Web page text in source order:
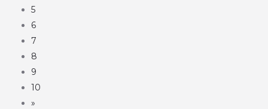
5
6
7
8
9
10
»